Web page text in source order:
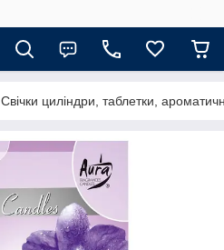
Свічки циліндри, таблетки,